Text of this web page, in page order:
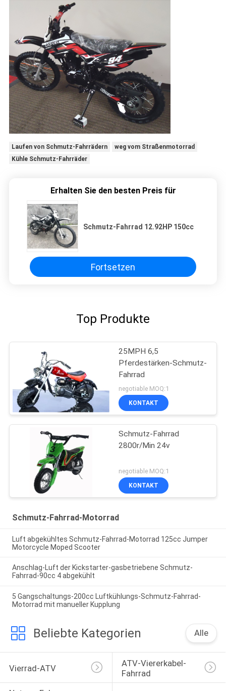
Laufen von Schmutz-Fahrrädern
weg vom Straßenmotorrad
Kühle Schmutz-Fahrräder
Erhalten Sie den besten Preis für
Schmutz-Fahrrad 12.92HP 150cc
Fortsetzen
Top Produkte
25MPH 6,5
Pferdestärken-Schmutz-
Fahrrad
negotiable MOQ:1
KONTAKT
Schmutz-Fahrrad
2800r/Min 24v
negotiable MOQ:1
KONTAKT
Schmutz-Fahrrad-Motorrad
Luft abgekühltes Schmutz-Fahrrad-Motorrad 125cc Jumper
Motorcycle Moped Scooter
Anschlag-Luft der Kickstarter-gasbetriebene Schmutz-
Fahrrad-90cc 4 abgekühlt
5 Gangschaltungs-200cc Luftkühlungs-Schmutz-Fahrrad-
Motorrad mit manueller Kupplung
Beliebte Kategorien Alle
Vierrad-ATV
ATV-Viererkabel-
Fahrrad